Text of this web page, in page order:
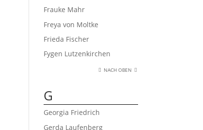
Frauke Mahr
Freya von Moltke
Frieda Fischer
Fygen Lutzenkirchen
NACH OBEN
G
Georgia Friedrich
Gerda Laufenberg